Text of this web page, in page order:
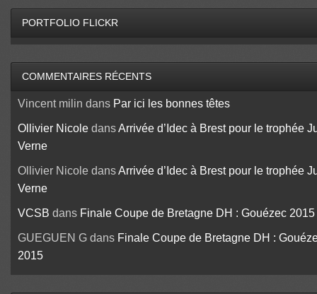
PORTFOLIO FLICKR
COMMENTAIRES RÉCENTS
Vincent milin dans Par ici les bonnes têtes
Ollivier NicoledansArrivée d’Idec à Brest pour le trophée
Verne
Ollivier NicoledansArrivée d’Idec à Brest pour le trophée
Verne
VCSB dans Finale Coupe de Bretagne DH : Gouézec 2015
GUEGUEN Gdans Finale Coupe de Bretagne DH :
2015